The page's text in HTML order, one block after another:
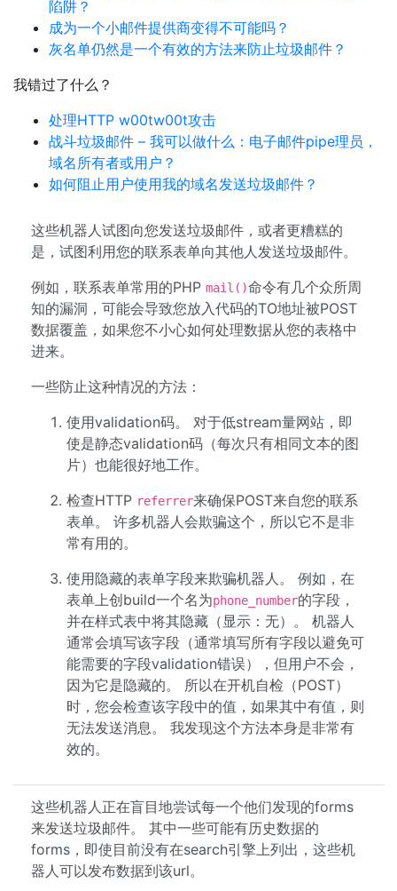
陷阱？
成为一个小邮件提供商变得不可能吗？
灰名单仍然是一个有效的方法来防止垃圾邮件？
我错过了什么？
处理HTTP w00tw00t攻击
战斗垃圾邮件 – 我可以做什么：电子邮件pipe理员，
域名所有者或用户？
如何阻止用户使用我的域名发送垃圾邮件？
这些机器人试图向您发送垃圾邮件，或者更糟糕的
是，试图利用您的联系表单向其他人发送垃圾邮件。
例如，联系表单常用的PHP mail()命令有几个众所周
知的漏洞，可能会导致您放入代码的TO地址被POST
数据覆盖，如果您不小心如何处理数据从您的表格中
进来。
一些防止这种情况的方法：
使用validation码。 对于低stream量网站，即
使是静态validation码（每次只有相同文本的图
片）也能很好地工作。
检查HTTP referrer来确保POST来自您的联系
表单。 许多机器人会欺骗这个，所以它不是非
常有用的。
使用隐藏的表单字段来欺骗机器人。 例如，在
表单上创build一个名为phone_number的字段，
并在样式表中将其隐藏（显示：无）。 机器人
通常会填写该字段（通常填写所有字段以避免可
能需要的字段validation错误），但用户不会，
因为它是隐藏的。 所以在开机自检（POST）
时，您会检查该字段中的值，如果其中有值，则
无法发送消息。 我发现这个方法本身是非常有
效的。
这些机器人正在盲目地尝试每一个他们发现的forms
来发送垃圾邮件。 其中一些可能有历史数据的
forms，即使目前没有在search引擎上列出，这些机
器人可以发布数据到该url。